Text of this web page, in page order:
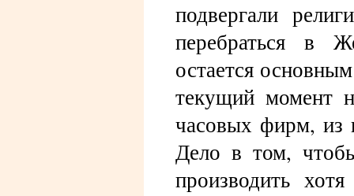
подвергали
перебраться в
остается
текущий момент
часовых фирм, из
Дело в том,
производить